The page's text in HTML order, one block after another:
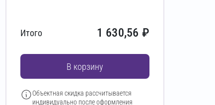
Итого 1 630,56 ₽
В корзину
Объектная скидка рассчитывается
индивидуально после оформления